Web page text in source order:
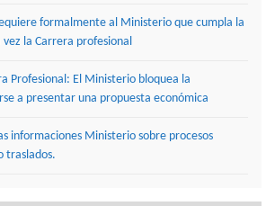
formalmente al Ministerio que cumpla la
vez la Carrera profesional
Profesional: El Ministerio bloquea la
a presentar una propuesta económica
informaciones Ministerio sobre procesos
traslados.